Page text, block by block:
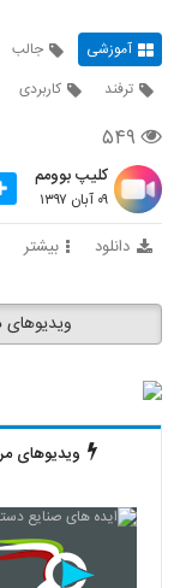
آموزشی جالب
ترفند
کاربردی
۵۴۹
کلیپ بوومم
۰۹ آبان ۱۳۹۷
دانلود بیشتر
ویدیوهای
ویدیوهای